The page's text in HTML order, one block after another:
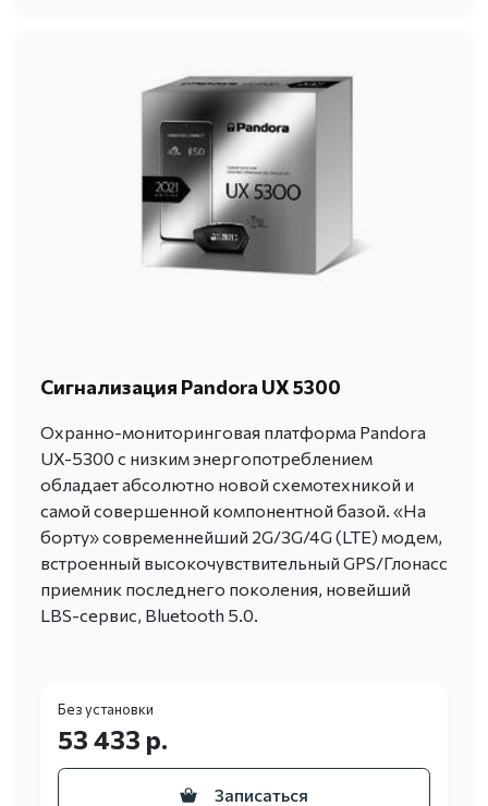
Сигнализация Pandora UX 5300
Охранно-мониторинговая платформа Pandora
UX-5300 с низким энергопотреблением
обладает абсолютно новой схемотехникой и
самой совершенной компонентной базой. «На
борту» современнейший 2G/3G/4G (LTE) модем,
встроенный высокочувствительный GPS/Глонасс
приемник последнего поколения, новейший
LBS-сервис, Bluetooth 5.0.
Без установки
53 433 р.
Записаться